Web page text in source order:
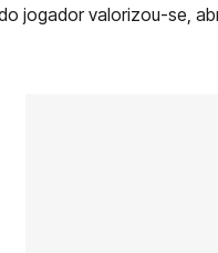
jogador valorizou-se,